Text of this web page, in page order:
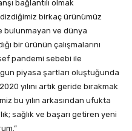
bağlantılı olmak
birkaç ürünümüz
bulunmayan ve dünya
bir ürünün çalışmalarını
pandemi sebebi ile
piyasa şartları oluştuğunda
yılını artık geride bırakmak
bu yılın arkasından ufukta
sağlık ve başarı getiren yeni